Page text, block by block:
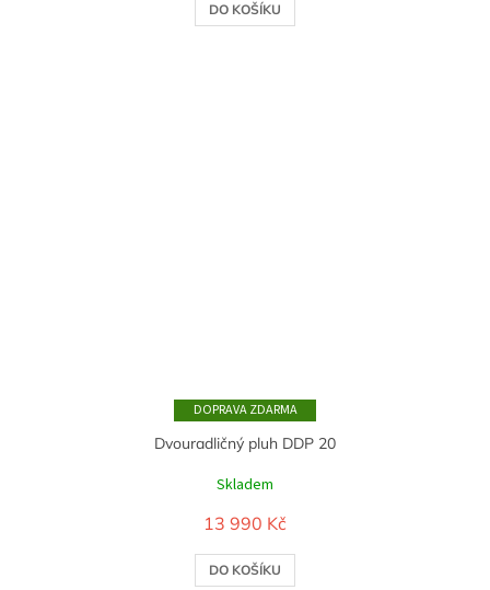
DO KOŠÍKU
ZDARMA
Dvouradličný pluh DDP 20
Skladem
13 990 Kč
DO KOŠÍKU